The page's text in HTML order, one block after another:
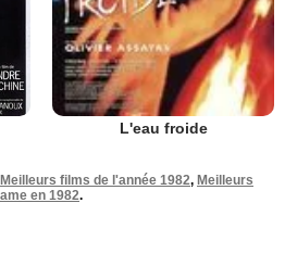
L'eau froide
Meilleurs films de l'année 1982, Meilleurs
en 1982.